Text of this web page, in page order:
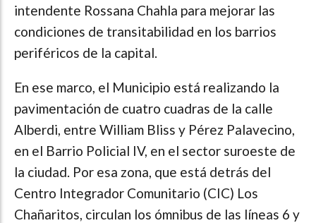
intendente Rossana Chahla para mejorar las
condiciones de transitabilidad en los barrios
periféricos de la capital.
En ese marco, el Municipio está realizando la
pavimentación de cuatro cuadras de la calle
Alberdi, entre William Bliss y Pérez Palavecino,
en el Barrio Policial IV, en el sector suroeste de
la ciudad. Por esa zona, que está detrás del
Centro Integrador Comunitario (CIC) Los
Chañaritos, circulan los ómnibus de las líneas 6 y